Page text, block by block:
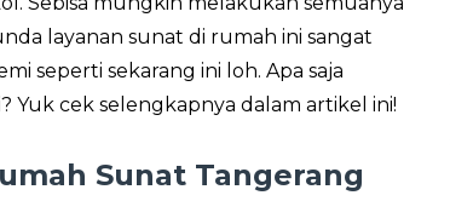
layanan sunat di rumah ini sangat
seperti sekarang ini loh. Apa saja
Yuk cek selengkapnya dalam artikel ini!
Sunat Tangerang